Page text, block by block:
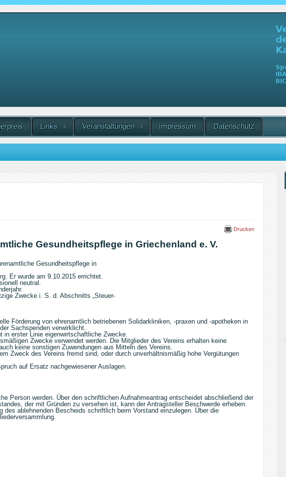
Links Veranstaltungen Impressum Datenschutz
Drucken
Gesundheitspflege in Griechenland e. V.
Gesundheitspflege in
Er wurde am 9.10.2015 errichtet.
neutral.
Zwecke i. S. d. Abschnitts „Steuer-
Förderung von ehrenamtlich betriebenen Solidarkliniken, -praxen und -apotheken in
Sachspenden verwirklicht.
erster Linie eigenwirtschaftliche Zwecke.
Zwecke verwendet werden. Die Mitglieder des Vereins erhalten keine
keine sonstigen Zuwendungen aus Mitteln des Vereins.
Zweck des Vereins fremd sind, oder durch unverhältnismäßig hohe Vergütungen
auf Ersatz nachgewiesener Auslagen.
Person werden. Über den schriftlichen Aufnahmeantrag entscheidet abschließend der
der mit Gründen zu versehen ist, kann der Antragsteller Beschwerde erheben.
des ablehnenden Bescheids schriftlich beim Vorstand einzulegen. Über die